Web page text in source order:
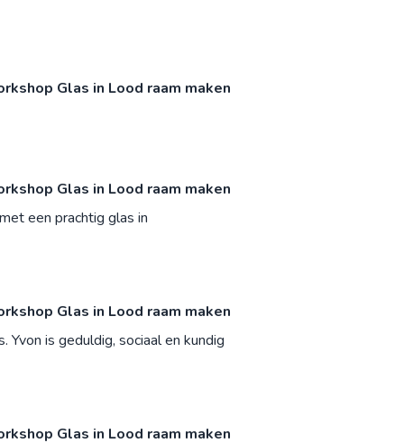
Glas in Lood raam maken
Glas in Lood raam maken
een prachtig glas in
Glas in Lood raam maken
is geduldig, sociaal en kundig
Glas in Lood raam maken